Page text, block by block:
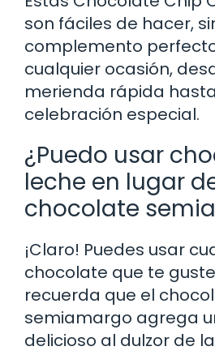
son fáciles de hacer,
complemento
cualquier ocasión,
merienda rápida
celebración especial.
¿Puedo usar
leche en lugar
chocolate
¡Claro! Puedes usar
chocolate que te
recuerda que el
semiamargo agrega
delicioso al dulzor de